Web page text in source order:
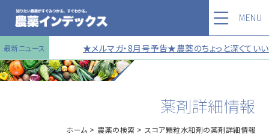
最新ニュース ★メルマガ・8月号予告★農薬のちょっと深く
MENU
薬剤詳細情報
ホーム 農薬の検索 スコア顆粒水和剤の薬剤詳細情報